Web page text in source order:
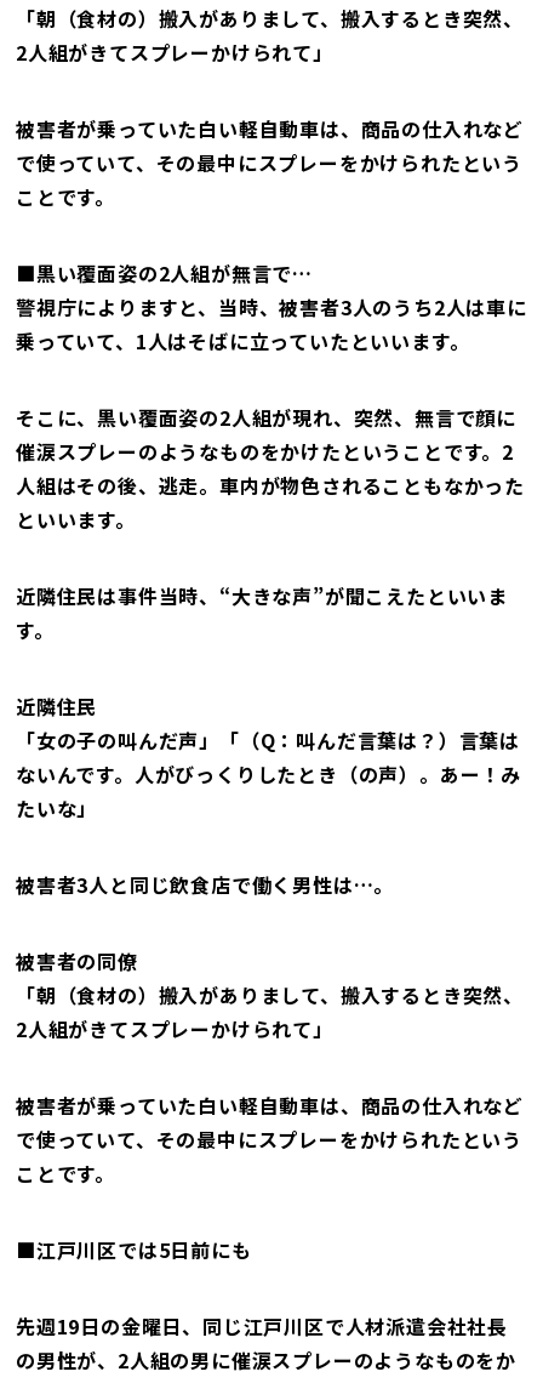
「朝（食材の）搬入がありまして、搬入するとき突然、
2人組がきてスプレーかけられて」
被害者が乗っていた白い軽自動車は、商品の仕入れなど
で使っていて、その最中にスプレーをかけられたという
ことです。
■黒い覆面姿の2人組が無言で…
警視庁によりますと、当時、被害者3人のうち2人は車に
乗っていて、1人はそばに立っていたといいます。
そこに、黒い覆面姿の2人組が現れ、突然、無言で顔に
催涙スプレーのようなものをかけたということです。2
人組はその後、逃走。車内が物色されることもなかった
といいます。
近隣住民は事件当時、“大きな声”が聞こえたといいま
す。
近隣住民
「女の子の叫んだ声」「（Q：叫んだ言葉は？）言葉は
ないんです。人がびっくりしたとき（の声）。あー！み
たいな」
被害者3人と同じ飲食店で働く男性は…。
被害者の同僚
「朝（食材の）搬入がありまして、搬入するとき突然、
2人組がきてスプレーかけられて」
被害者が乗っていた白い軽自動車は、商品の仕入れなど
で使っていて、その最中にスプレーをかけられたという
ことです。
■江戸川区では5日前にも
先週19日の金曜日、同じ江戸川区で人材派遣会社社長
の男性が、2人組の男に催涙スプレーのようなものをか